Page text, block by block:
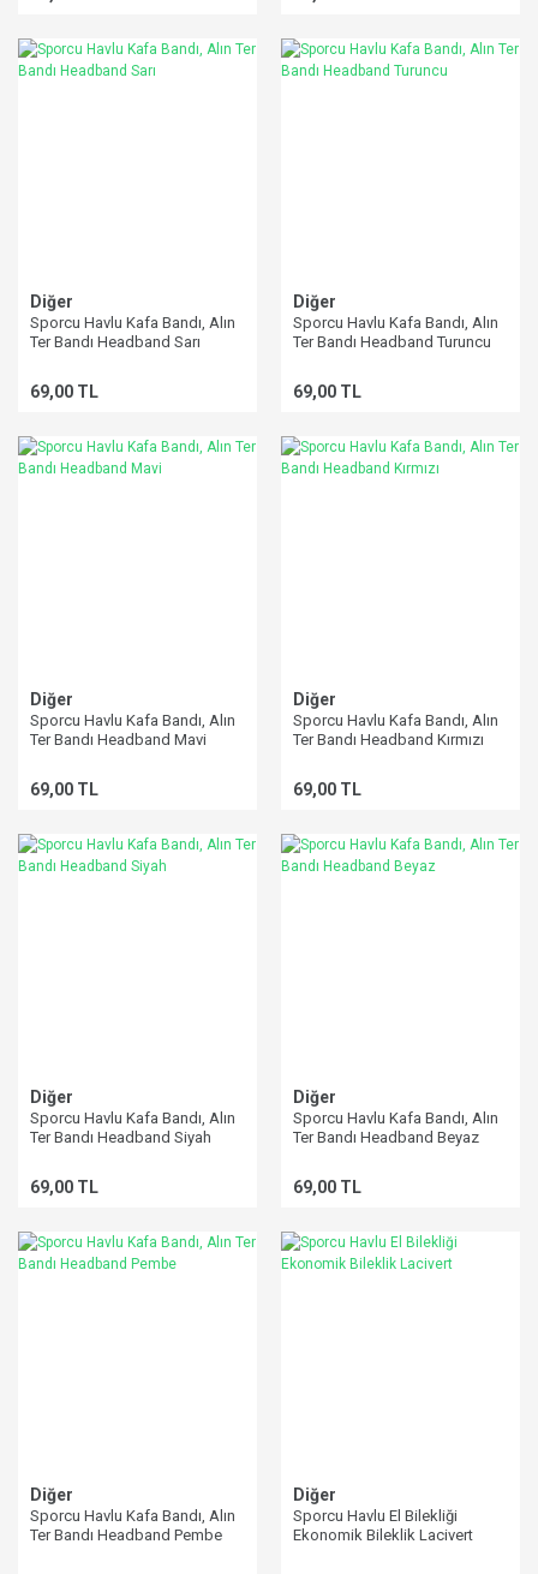
Diğer
Sporcu Havlu Kafa Bandı, Alın
Ter Bandı Headband Sarı
69,00 TL
Diğer
Sporcu Havlu Kafa Bandı, Alın
Ter Bandı Headband Turuncu
69,00 TL
Diğer
Sporcu Havlu Kafa Bandı, Alın
Ter Bandı Headband Mavi
69,00 TL
Diğer
Sporcu Havlu Kafa Bandı, Alın
Ter Bandı Headband Kırmızı
69,00 TL
Diğer
Sporcu Havlu Kafa Bandı, Alın
Ter Bandı Headband Siyah
69,00 TL
Diğer
Sporcu Havlu Kafa Bandı, Alın
Ter Bandı Headband Beyaz
69,00 TL
Diğer
Sporcu Havlu Kafa Bandı, Alın
Ter Bandı Headband Pembe
Diğer
Sporcu Havlu El Bilekliği
Ekonomik Bileklik Lacivert